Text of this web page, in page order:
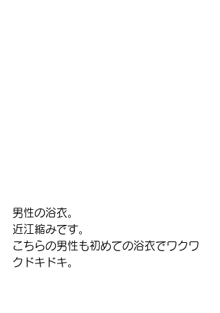
男性の浴衣。
近江縮みです。
こちらの男性も初めての浴衣でワクワ
クドキドキ。